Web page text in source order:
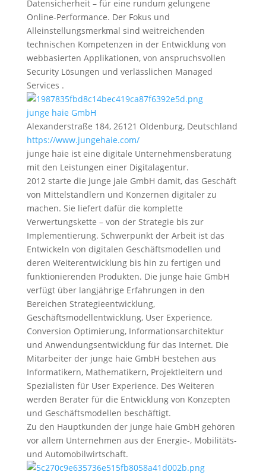
Datensicherheit – für eine rundum gelungene
Online-Performance. Der Fokus und
Alleinstellungsmerkmal sind weitreichenden
technischen Kompetenzen in der Entwicklung von
webbasierten Applikationen, von anspruchsvollen
Security Lösungen und verlässlichen Managed
Services .
junge haie GmbH
Alexanderstraße 184, 26121 Oldenburg, Deutschland
https://www.jungehaie.com/
junge haie ist eine digitale Unternehmensberatung
mit den Leistungen einer Digitalagentur.
2012 starte die junge jaie GmbH damit, das Geschäft
von Mittelständlern und Konzernen digitaler zu
machen. Sie liefert dafür die komplette
Verwertungskette – von der Strategie bis zur
Implementierung. Schwerpunkt der Arbeit ist das
Entwickeln von digitalen Geschäftsmodellen und
deren Weiterentwicklung bis hin zu fertigen und
funktionierenden Produkten. Die junge haie GmbH
verfügt über langjährige Erfahrungen in den
Bereichen Strategieentwicklung,
Geschäftsmodellentwicklung, User Experience,
Conversion Optimierung, Informationsarchitektur
und Anwendungsentwicklung für das Internet. Die
Mitarbeiter der junge haie GmbH bestehen aus
Informatikern, Mathematikern, Projektleitern und
Spezialisten für User Experience. Des Weiteren
werden Berater für die Entwicklung von Konzepten
und Geschäftsmodellen beschäftigt.
Zu den Hauptkunden der junge haie GmbH gehören
vor allem Unternehmen aus der Energie-, Mobilitäts-
und Automobilwirtschaft.